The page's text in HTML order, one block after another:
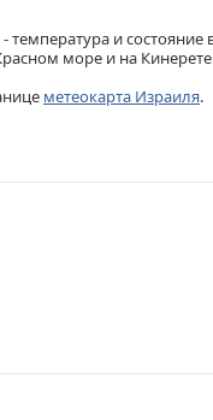
- температура и состояние
море и на
метеокарта Израиля.